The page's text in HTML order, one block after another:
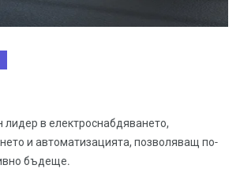
лидер в електроснабдяването,
и автоматизацията, позволяващ по-
бъдеще.